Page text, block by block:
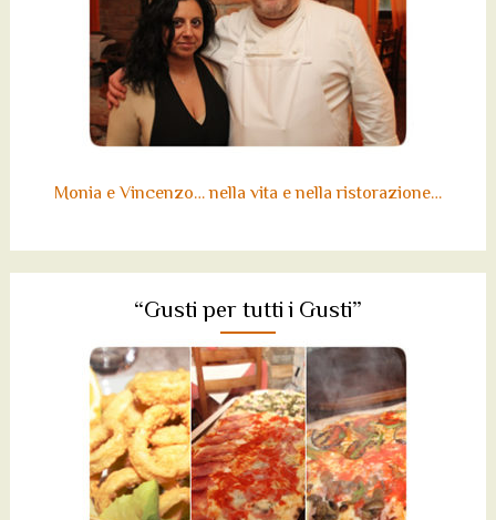
Monia e Vincenzo… nella vita e nella ristorazione…
“Gusti per tutti i Gusti”